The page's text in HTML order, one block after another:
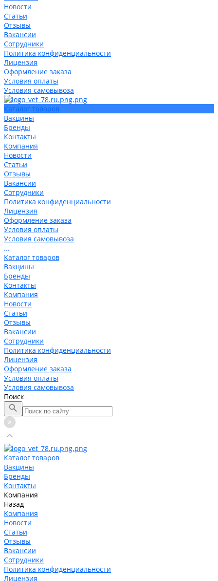
Новости
Статьи
Отзывы
Вакансии
Сотрудники
Политика конфиденциальности
Лицензия
Оформление заказа
Условия оплаты
Условия самовывоза
Каталог товаров
Вакцины
Бренды
Контакты
Компания
Новости
Статьи
Отзывы
Вакансии
Сотрудники
Политика конфиденциальности
Лицензия
Оформление заказа
Условия оплаты
Условия самовывоза
...
Каталог товаров
Вакцины
Бренды
Контакты
Компания
Новости
Статьи
Отзывы
Вакансии
Сотрудники
Политика конфиденциальности
Лицензия
Оформление заказа
Условия оплаты
Условия самовывоза
Поиск
Каталог товаров
Вакцины
Бренды
Контакты
Компания
Назад
Компания
Новости
Статьи
Отзывы
Вакансии
Сотрудники
Политика конфиденциальности
Лицензия